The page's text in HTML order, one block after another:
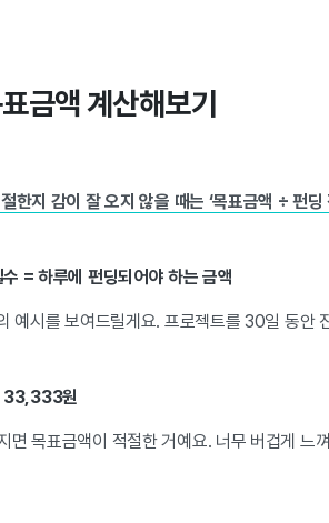
금액 계산해보기
한지 감이 잘 오지 않을 때는 ‘목표금액 ÷ 펀
= 하루에 펀딩되어야 하는 금액
예시를 보여드릴게요. 프로젝트를 30일 동안
원
면 목표금액이 적절한 거예요. 너무 버겁게 느